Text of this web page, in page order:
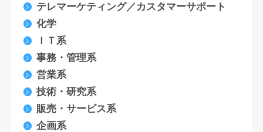
テレマーケティング／カスタマーサポート
化学
ＩＴ系
事務・管理系
営業系
技術・研究系
販売・サービス系
企画系